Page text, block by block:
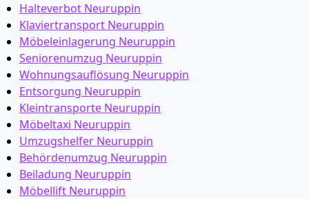
Halteverbot Neuruppin
Klaviertransport Neuruppin
Möbeleinlagerung Neuruppin
Seniorenumzug Neuruppin
Wohnungsauflösung Neuruppin
Entsorgung Neuruppin
Kleintransporte Neuruppin
Möbeltaxi Neuruppin
Umzugshelfer Neuruppin
Behördenumzug Neuruppin
Beiladung Neuruppin
Möbellift Neuruppin